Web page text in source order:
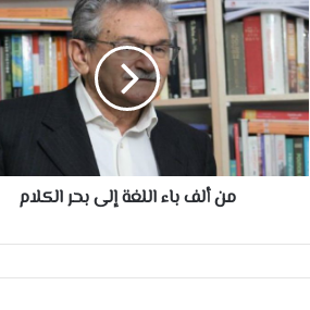
ألف
باء
اللغة
إلى
بحر
الكلام
من ألف باء اللغة إلى بحر الكلام